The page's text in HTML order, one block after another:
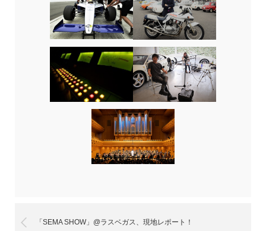
「SEMA SHOW」@ラスベガス、現地レポート！